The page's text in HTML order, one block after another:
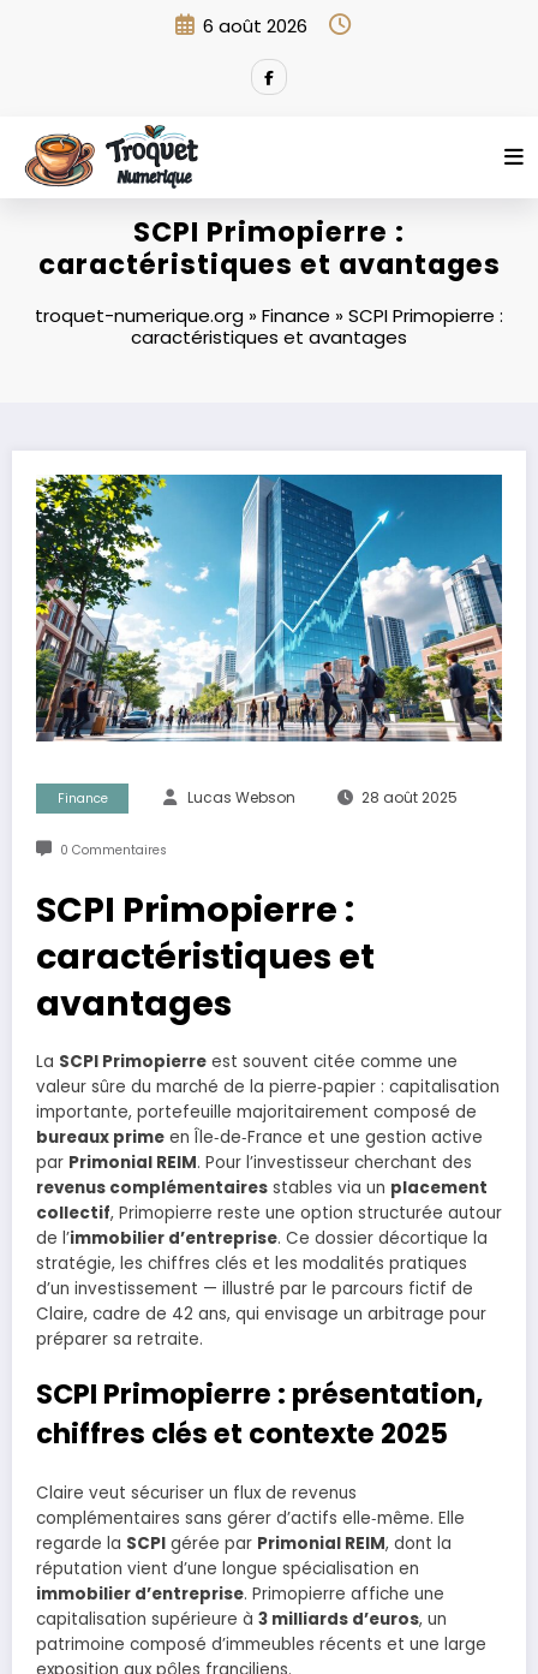
6 août 2026
SCPI Primopierre :
caractéristiques et avantages
troquet-numerique.org »Finance »SCPI Primopierre :
caractéristiques et avantages
Finance Lucas Webson 28 août 2025
0 Commentaires
SCPI Primopierre :
caractéristiques et
avantages
La SCPI Primopierre est souvent citée comme une
valeur sûre du marché de la pierre‑papier : capitalisation
importante, portefeuille majoritairement composé de
bureaux prime en Île‑de‑France et une gestion active
par Primonial REIM. Pour l’investisseur cherchant des
revenus complémentaires stables via un placement
collectif, Primopierre reste une option structurée autour
de l’immobilier d’entreprise. Ce dossier décortique la
stratégie, les chiffres clés et les modalités pratiques
d’un investissement — illustré par le parcours fictif de
Claire, cadre de 42 ans, qui envisage un arbitrage pour
préparer sa retraite.
SCPI Primopierre : présentation,
chiffres clés et contexte 2025
Claire veut sécuriser un flux de revenus
complémentaires sans gérer d’actifs elle‑même. Elle
regarde la SCPI gérée par Primonial REIM, dont la
réputation vient d’une longue spécialisation en
immobilier d’entreprise. Primopierre affiche une
capitalisation supérieure à 3 milliards d’euros, un
patrimoine composé d’immeubles récents et une large